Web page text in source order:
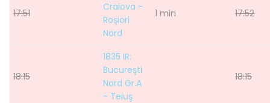
17:51
Craiova -
Roşiori
Nord
1 min 17:52
18:15
1835 IR:
Bucureşti
Nord Gr.A
- Teiuş
18:15